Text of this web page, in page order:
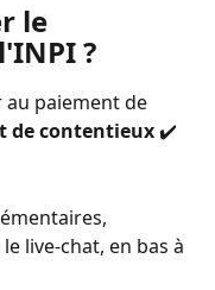
le
?
au paiement de
de contentieux ✔️
live-chat, en bas à